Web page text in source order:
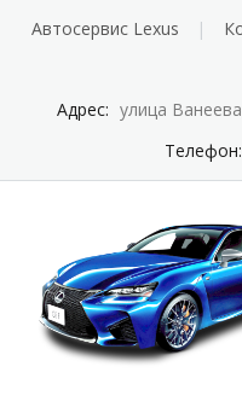
Автосервис Lexus
Адрес: улица
Телефон: